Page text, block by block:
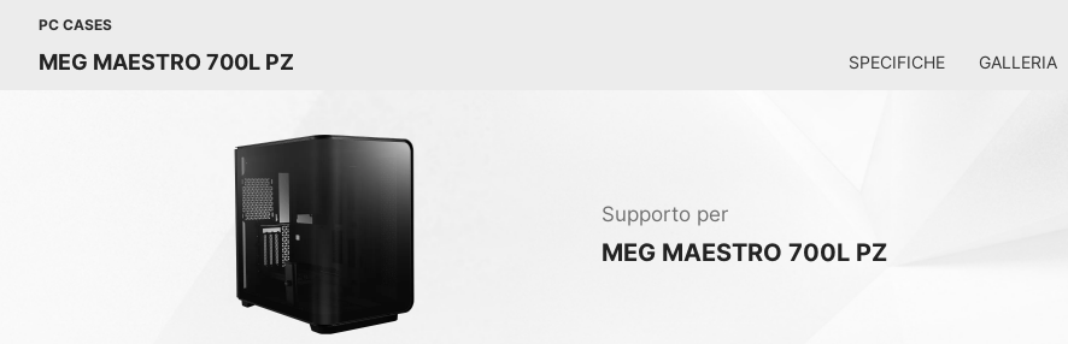
PC CASES
MEG MAESTRO 700L PZ SPECIFICHE GALLERIA
Supporto per
MEG MAESTRO 700L PZ